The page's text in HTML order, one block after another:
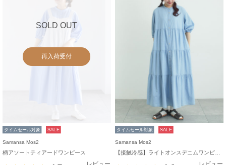
SOLD OUT
再入荷受付
タイムセール対象 SALE
Samansa Mos2
柄アソートティアードワンピース
タイムセール対象 SALE
Samansa Mos2